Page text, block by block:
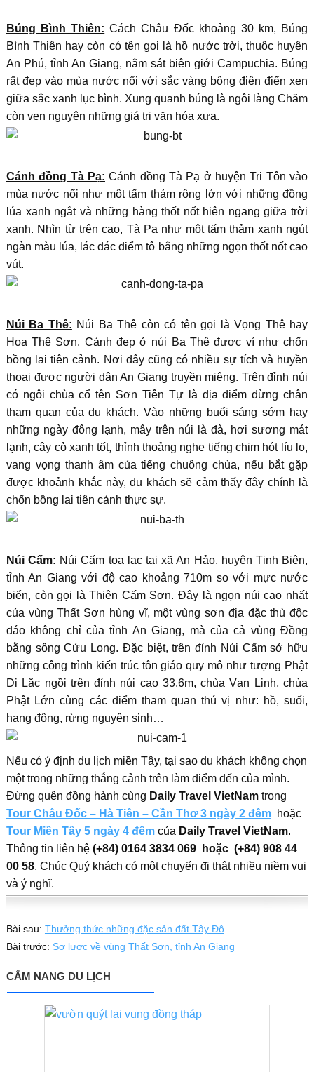
Búng Bình Thiên: Cách Châu Đốc khoảng 30 km, Búng
Bình Thiên hay còn có tên gọi là hồ nước trời, thuộc huyện
An Phú, tỉnh An Giang, nằm sát biên giới Campuchia. Búng
rất đẹp vào mùa nước nổi với sắc vàng bông điên điển xen
giữa sắc xanh lục bình. Xung quanh búng là ngôi làng Chăm
còn vẹn nguyên những giá trị văn hóa xưa.
Cánh đồng Tà Pạ: Cánh đồng Tà Pạ ở huyện Tri Tôn vào
mùa nước nổi như một tấm thảm rộng lớn với những đồng
lúa xanh ngắt và những hàng thốt nốt hiên ngang giữa trời
xanh. Nhìn từ trên cao, Tà Pạ như một tấm thảm xanh ngút
ngàn màu lúa, lác đác điểm tô bằng những ngọn thốt nốt cao
vút.
Núi Ba Thê: Núi Ba Thê còn có tên gọi là Vọng Thê hay
Hoa Thê Sơn. Cảnh đẹp ở núi Ba Thê được ví như chốn
bồng lai tiên cảnh. Nơi đây cũng có nhiều sự tích và huyền
thoại được người dân An Giang truyền miệng. Trên đỉnh núi
có ngôi chùa cổ tên Sơn Tiên Tự là địa điểm dừng chân
tham quan của du khách. Vào những buổi sáng sớm hay
những ngày đông lạnh, mây trên núi là đà, hơi sương mát
lạnh, cây cỏ xanh tốt, thỉnh thoảng nghe tiếng chim hót líu lo,
vang vọng thanh âm của tiếng chuông chùa, nếu bắt gặp
được khoảnh khắc này, du khách sẽ cảm thấy đây chính là
chốn bồng lai tiên cảnh thực sự.
Núi Cấm: Núi Cấm tọa lạc tại xã An Hảo, huyện Tịnh Biên,
tỉnh An Giang với độ cao khoảng 710m so với mực nước
biển, còn gọi là Thiên Cấm Sơn. Đây là ngọn núi cao nhất
của vùng Thất Sơn hùng vĩ, một vùng sơn địa đặc thù độc
đáo không chỉ của tỉnh An Giang, mà của cả vùng Đồng
bằng sông Cửu Long. Đặc biệt, trên đỉnh Núi Cấm sở hữu
những công trình kiến trúc tôn giáo quy mô như tượng Phật
Di Lặc ngồi trên đỉnh núi cao 33,6m, chùa Vạn Linh, chùa
Phật Lớn cùng các điểm tham quan thú vị như: hồ, suối,
hang động, rừng nguyên sinh…
Nếu có ý định du lịch miền Tây, tại sao du khách không chọn
một trong những thắng cảnh trên làm điểm đến của mình.
Đừng quên đồng hành cùng Daily Travel VietNamtrong
Tour Châu Đốc – Hà Tiên – Cần Thơ 3 ngày 2 đêmhoặc
Tour Miền Tây 5 ngày 4 đêm của Daily Travel VietNam.
Thông tin liên hệ (+84) 0164 3834 069 hoặc (+84) 908 44
00 58. Chúc Quý khách có một chuyến đi thật nhiều niềm vui
và ý nghĩ.
Bài sau: Thưởng thức những đặc sản đất Tây Đô
Bài trước: Sơ lược về vùng Thất Sơn, tỉnh An Giang
CẨM NANG DU LỊCH